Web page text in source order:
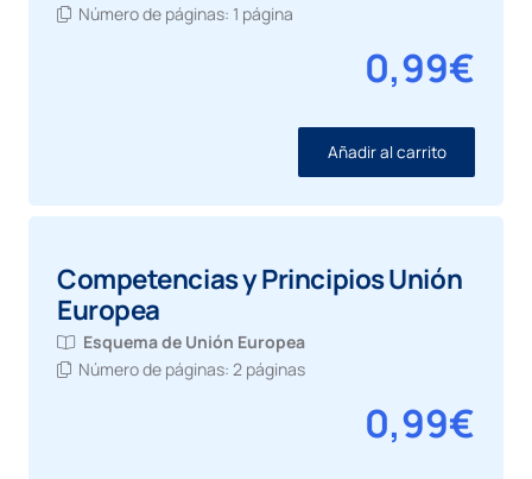
Número de páginas: 1 página
0,99€
Añadir al carrito
Competencias y Principios Unión
Europea
Esquema de Unión Europea
Número de páginas: 2 páginas
0,99€